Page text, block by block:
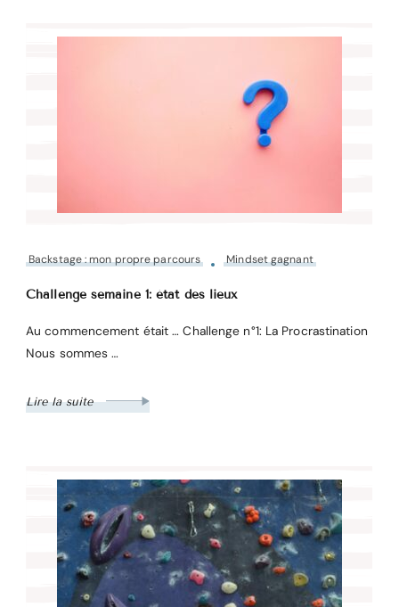
Backstage : mon propre parcours Mindset gagnant
Challenge semaine 1: état des lieux
Au commencement était … Challenge n°1: La Procrastination
Nous sommes …
Lire la suite